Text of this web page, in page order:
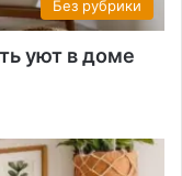
Без рубрики
уют в доме